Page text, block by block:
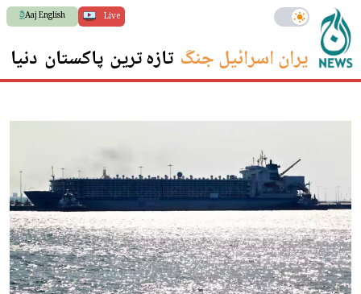
Live
Aaj English
ایران اسرائیل جنگ تازہ ترین پاکستان دنیا